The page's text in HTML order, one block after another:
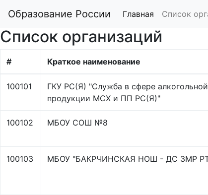
Образование России Главная Список
Список организаций
# Краткое наименование
100101
ГКУ РС(Я) "Служба в сфере алкогольной
продукции МСХ и ПП РС(Я)"
100102 МБОУ СОШ №8
100103 МБОУ "БАКРЧИНСКАЯ НОШ - ДС ЗМР